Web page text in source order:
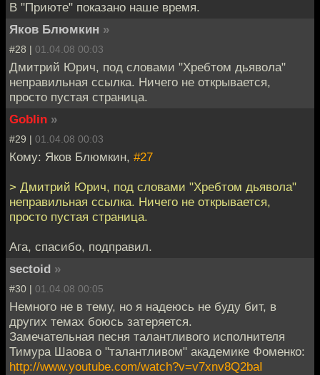
В "Приюте" показано наше время.
Яков Блюмкин »
#28 | 01.04.08 00:03
Дмитрий Юрич, под словами "Хребтом дьявола"
неправильная ссылка. Ничего не открывается,
просто пустая страница.
Goblin »
#29 | 01.04.08 00:03
Кому: Яков Блюмкин, #27
> Дмитрий Юрич, под словами "Хребтом дьявола"
неправильная ссылка. Ничего не открывается,
просто пустая страница.
Ага, спасибо, подправил.
sectoid »
#30 | 01.04.08 00:05
Немного не в тему, но я надеюсь не буду бит, в
других темах боюсь затеряется.
Замечательная песня талантливого исполнителя
Тимура Шаова о "талантливом" академике Фоменко:
http://www.youtube.com/watch?v=v7xnv8Q2baI